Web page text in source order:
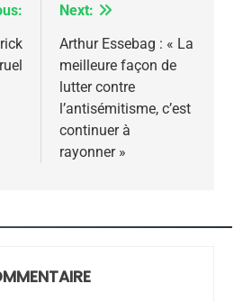
Next:
Arthur Essebag : « La
meilleure façon de
lutter contre
l’antisémitisme, c’est
continuer à
rayonner »
2025, l’année la plus
meurtrière selon le
JE REVENDIQUE